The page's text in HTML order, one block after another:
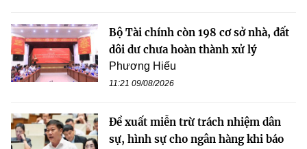
Bộ Tài chính còn 198 cơ sở nhà, đất
dôi dư chưa hoàn thành xử lý
Phương Hiếu
11:21 09/08/2026
Đề xuất miễn trừ trách nhiệm dân
sự, hình sự cho ngân hàng khi báo